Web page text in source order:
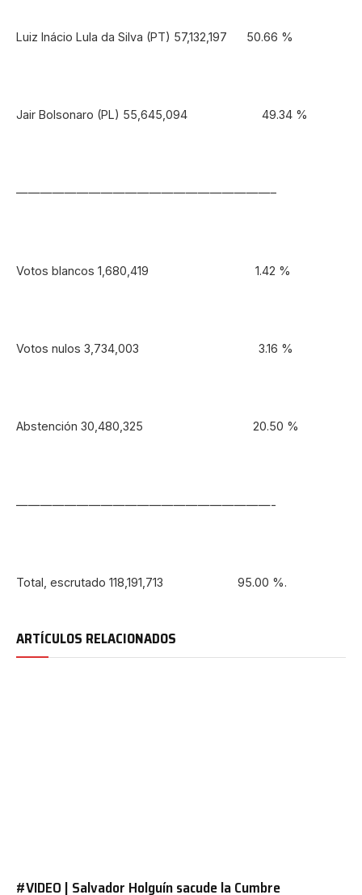
Luiz Inácio Lula da Silva (PT) 57,132,197 50.66 %
Jair Bolsonaro (PL) 55,645,094 49.34 %
—————————————————————–
Votos blancos 1,680,419 1.42 %
Votos nulos 3,734,003 3.16 %
Abstención 30,480,325 20.50 %
—————————————————————-
Total, escrutado 118,191,713 95.00 %.
ARTÍCULOS RELACIONADOS
#VIDEO | Salvador Holguín sacude la Cumbre